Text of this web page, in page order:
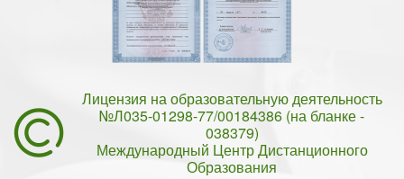
Лицензия на образовательную деятельность
№Л035-01298-77/00184386 (на бланке -
038379)
Международный Центр Дистанционного
Образования